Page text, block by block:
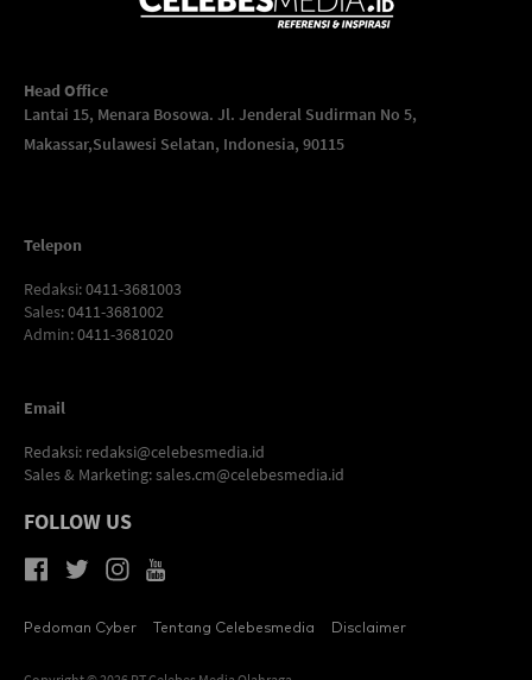
Head Office
Lantai 15, Menara Bosowa. Jl. Jenderal Sudirman No 5,
Makassar,Sulawesi Selatan, Indonesia, 90115
Telepon
Redaksi: 0411-3681003
Sales: 0411-3681002
Admin: 0411-3681020
Email
Redaksi: redaksi@celebesmedia.id
Sales & Marketing:sales.cm@celebesmedia.id
FOLLOW US
Pedoman Cyber Tentang Celebesmedia Disclaimer